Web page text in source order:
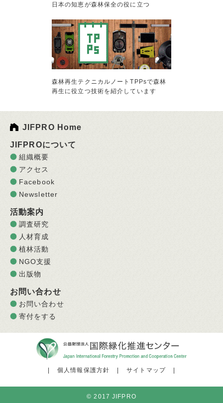
日本の知恵が森林保全の役に立つ
森林再生テクニカルノートTPPsで森林
再生に役立つ技術を紹介しています
JIFPRO Home
JIFPROについて
組織概要
アクセス
Facebook
Newsletter
活動案内
調査研究
人材育成
植林活動
NGO支援
出版物
お問い合わせ
お問い合わせ
寄付をする
個人情報保護方針 サイトマップ
© 2017 JIFPRO